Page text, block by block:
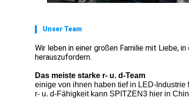
Unser Team
Wir leben in einer großen Familie mit Liebe,
herauszufordern.
Das meiste starke r- u. d-Team
einige von ihnen haben tief in LED-
r- u. d-Fähigkeit kann SPITZEN3 hier in